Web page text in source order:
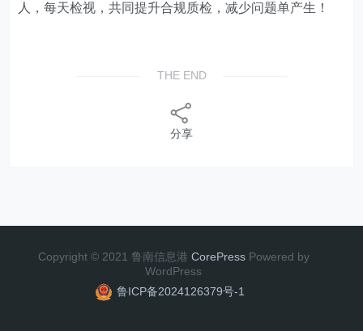
人，每天检视，共同提升合规质检，减少问题单产生！
THE END
分享
Copyright © 2021 鲁南信息港 CorePress Powered by
WordPress
鲁ICP备2024126379号-1